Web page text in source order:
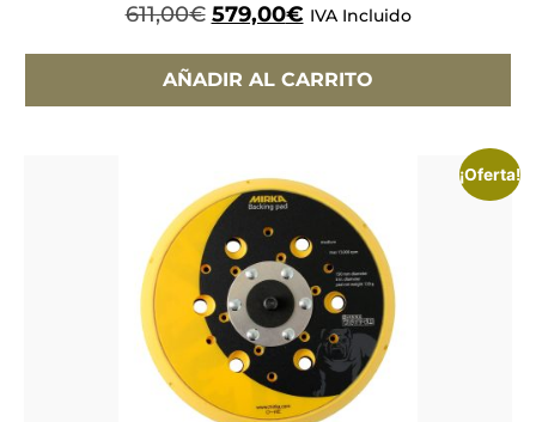
611,00€ 579,00€ IVA Incluido
AÑADIR AL CARRITO
¡Oferta!